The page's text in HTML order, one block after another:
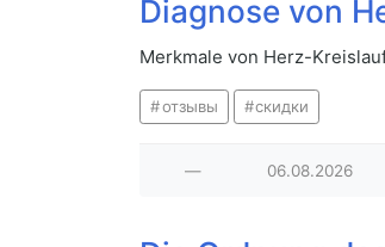
Diagnose von
Merkmale von Herz-
отзывы скидки
— 06.08.2026